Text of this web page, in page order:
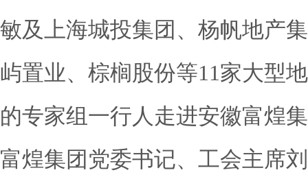
敏及上海城投集团、 杨帆地产
屿置业、 棕榈股份等11家大型
的专家组一行人走进安徽富煌
富煌集团 党委书记、工会主席